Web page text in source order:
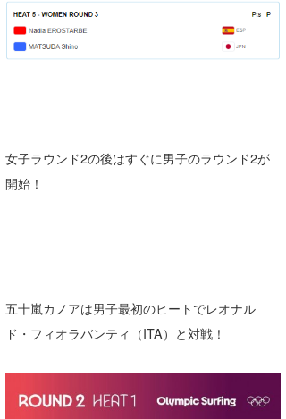
女子ラウンド2の後はすぐに男子のラウンド2が
開始！
五十嵐カノアは男子最初のヒートでレオナル
ド・フィオラバンティ（ITA）と対戦！